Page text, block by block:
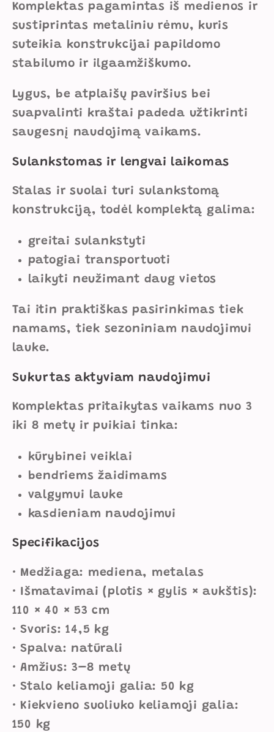
Komplektas pagamintas iš medienos ir
sustiprintas metaliniu rėmu, kuris
suteikia konstrukcijai papildomo
stabilumo ir ilgaamžiškumo.
Lygus, be atplaišų paviršius bei
suapvalinti kraštai padeda užtikrinti
saugesnį naudojimą vaikams.
Sulankstomas ir lengvai laikomas
Stalas ir suolai turi sulankstomą
konstrukciją, todėl komplektą galima:
greitai sulankstyti
patogiai transportuoti
laikyti neužimant daug vietos
Tai itin praktiškas pasirinkimas tiek
namams, tiek sezoniniam naudojimui
lauke.
Sukurtas aktyviam naudojimui
Komplektas pritaikytas vaikams nuo 3
iki 8 metų ir puikiai tinka:
kūrybinei veiklai
bendriems žaidimams
valgymui lauke
kasdieniam naudojimui
Specifikacijos
• Medžiaga: mediena, metalas
• Išmatavimai (plotis × gylis × aukštis):
110 × 40 × 53 cm
• Svoris: 14,5 kg
• Spalva: natūrali
• Amžius: 3–8 metų
• Stalo keliamoji galia: 50 kg
• Kiekvieno suoliuko keliamoji galia:
150 kg